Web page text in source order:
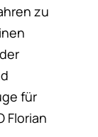
zu
für
Florian